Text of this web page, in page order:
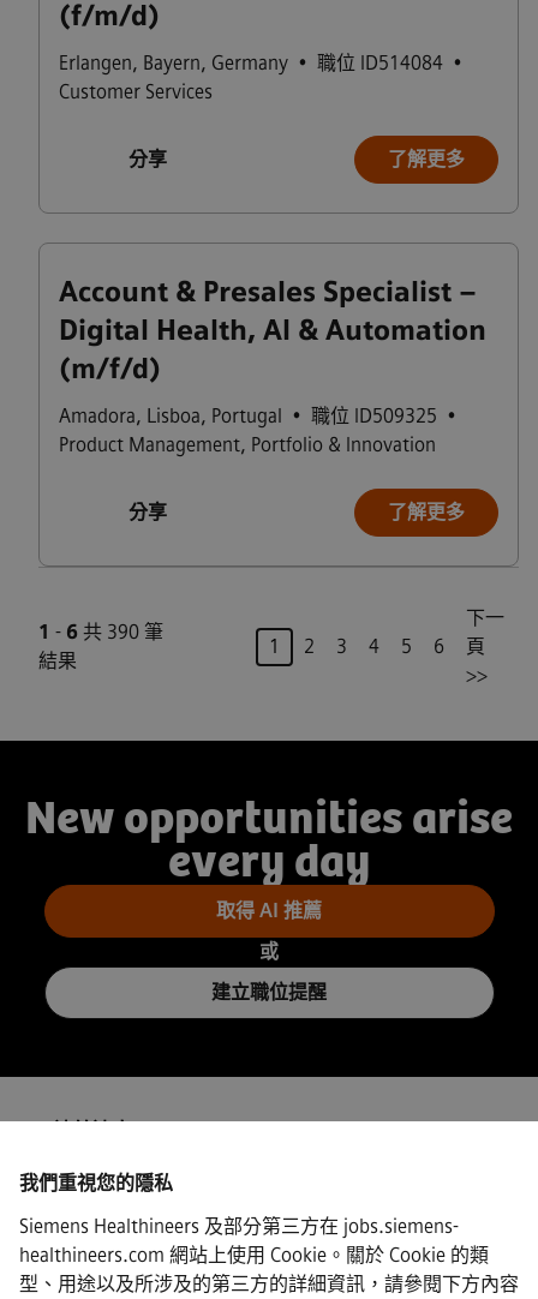
我們重視您的隱私
Siemens Healthineers 及部分第三方在 jobs.siemens-
healthineers.com 網站上使用 Cookie。關於 Cookie 的類
型、用途以及所涉及的第三方的詳細資訊，請參閱下方內容
(f/m/d)
Erlangen, Bayern, Germany • 職位 ID514084 •
Customer Services
分享 了解更多
Account & Presales Specialist –
Digital Health, AI & Automation
(m/f/d)
Amadora, Lisboa, Portugal • 職位 ID509325 •
Product Management, Portfolio & Innovation
分享 了解更多
1 - 6 共 390 筆
結果
頁1 2 3 4 5 6
下一
頁
>>
New opportunities arise
every day
取得 AI 推薦
或
建立職位提醒
Siemens Healthineers AG © 2026·